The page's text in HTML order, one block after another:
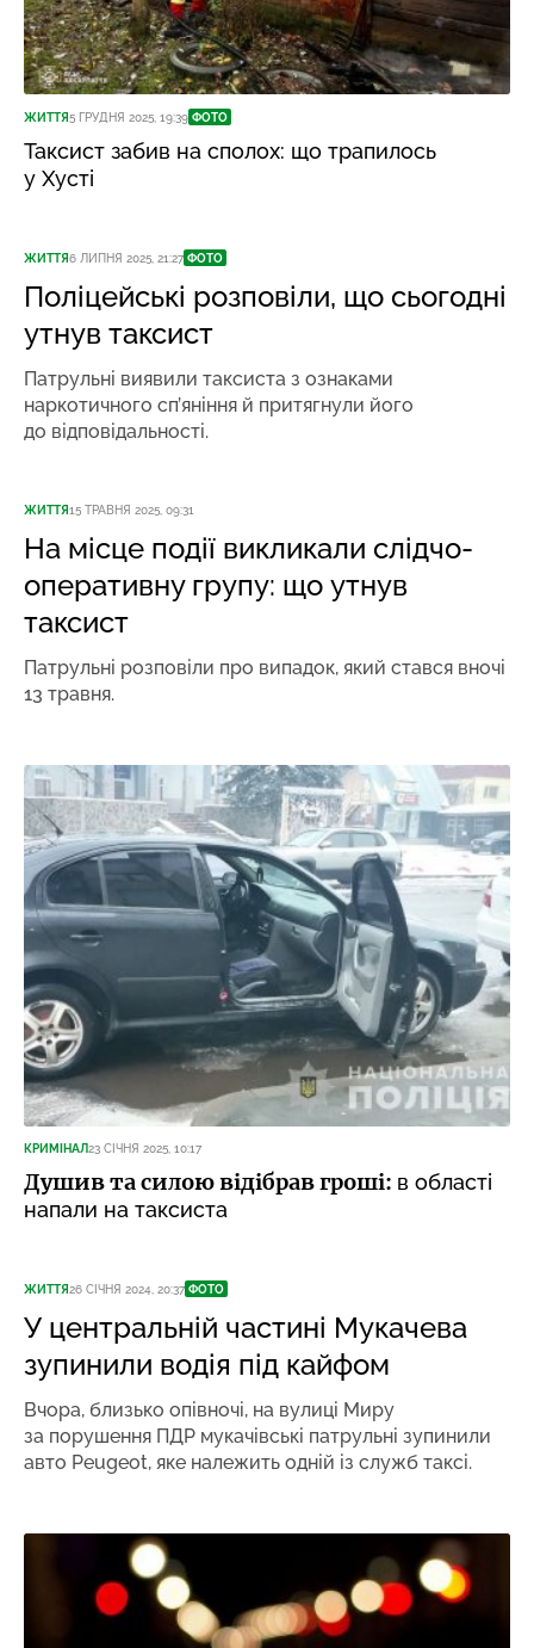
ЖИТТЯ5 ГРУДНЯ 2025, 19:39 ФОТО
Таксист забив на сполох: що трапилось
у Хусті
ЖИТТЯ6 ЛИПНЯ 2025, 21:27 ФОТО
Поліцейські розповіли, що сьогодні
утнув таксист
Патрульні виявили таксиста з ознаками
наркотичного сп’яніння й притягнули його
до відповідальності.
ЖИТТЯ15 ТРАВНЯ 2025, 09:31
На місце події викликали слідчо-
оперативну групу: що утнув
таксист
Патрульні розповіли про випадок, який стався вночі
13 травня.
КРИМІНАЛ23 СІЧНЯ 2025, 10:17
Душив та силою відібрав гроші: в області
напали на таксиста
ЖИТТЯ26 СІЧНЯ 2024, 20:37 ФОТО
У центральній частині Мукачева
зупинили водія під кайфом
Вчора, близько опівночі, на вулиці Миру
за порушення ПДР мукачівські патрульні зупинили
авто Peugeot, яке належить одній із служб таксі.